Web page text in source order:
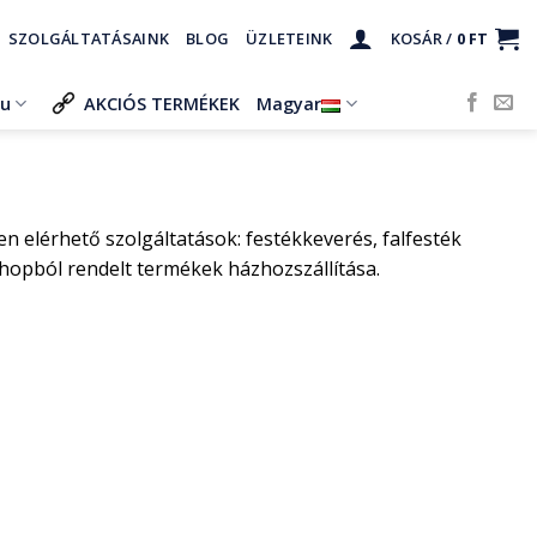
SZOLGÁLTATÁSAINK BLOG ÜZLETEINK KOSÁR / 0 FT
AKCIÓS TERMÉKEK Magyar
elérhető szolgáltatások: festékkeverés, falfesték
rendelt termékek házhozszállítása.